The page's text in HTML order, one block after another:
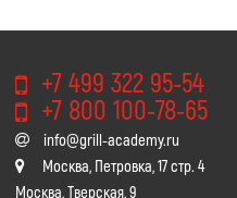
+7 499 322 95-54
+7 800 100-78-65
info@grill-academy.ru
Москва, Петровка, 17 стр. 4
Москва, Тверская, 9